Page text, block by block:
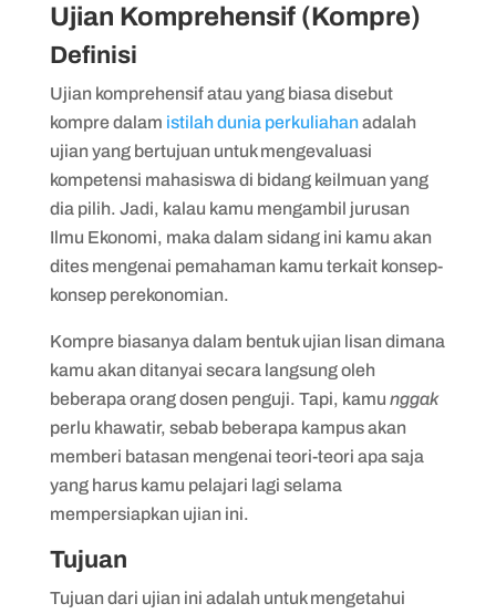
Ujian Komprehensif (Kompre)
Definisi
Ujian komprehensif atau yang biasa disebut
kompre dalam istilah dunia perkuliahanadalah
ujian yang bertujuan untuk mengevaluasi
kompetensi mahasiswa di bidang keilmuan yang
dia pilih. Jadi, kalau kamu mengambil jurusan
Ilmu Ekonomi, maka dalam sidang ini kamu akan
dites mengenai pemahaman kamu terkait konsep-
konsep perekonomian.
Kompre biasanya dalam bentuk ujian lisan dimana
kamu akan ditanyai secara langsung oleh
beberapa orang dosen penguji. Tapi, kamu nggak
perlu khawatir, sebab beberapa kampus akan
memberi batasan mengenai teori-teori apa saja
yang harus kamu pelajari lagi selama
mempersiapkan ujian ini.
Tujuan
Tujuan dari ujian ini adalah untuk mengetahui